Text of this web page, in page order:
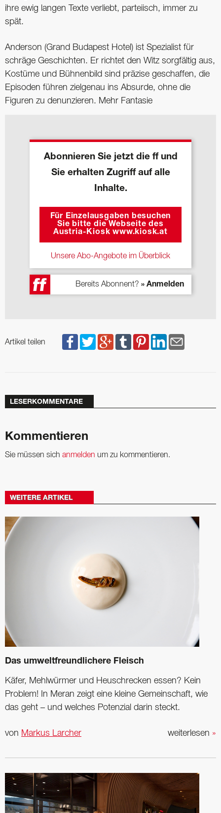
ihre ewig langen Texte verliebt, parteiisch, immer zu
spät.
Anderson (Grand Budapest Hotel) ist Spezialist für
schräge Geschichten. Er richtet den Witz sorgfältig aus,
Kostüme und Bühnenbild sind präzise geschaffen, die
Episoden führen zielgenau ins Absurde, ohne die
Figuren zu denunzieren. Mehr Fantasie
Abonnieren Sie jetzt die ff und
Sie erhalten Zugriff auf alle
Inhalte.
Für Einzelausgaben besuchen
Sie bitte die Webseite des
Austria-Kiosk www.kiosk.at
Unsere Abo-Angebote im Überblick
Bereits Abonnent? » Anmelden
Artikel teilen
LESERKOMMENTARE
Kommentieren
Sie müssen sich anmelden um zu kommentieren.
WEITERE ARTIKEL
Das umweltfreundlichere Fleisch
Käfer, Mehlwürmer und Heuschrecken essen? Kein
Problem! In Meran zeigt eine kleine Gemeinschaft, wie
das geht – und welches Potenzial darin steckt.
weiterlesen »
von Markus Larcher